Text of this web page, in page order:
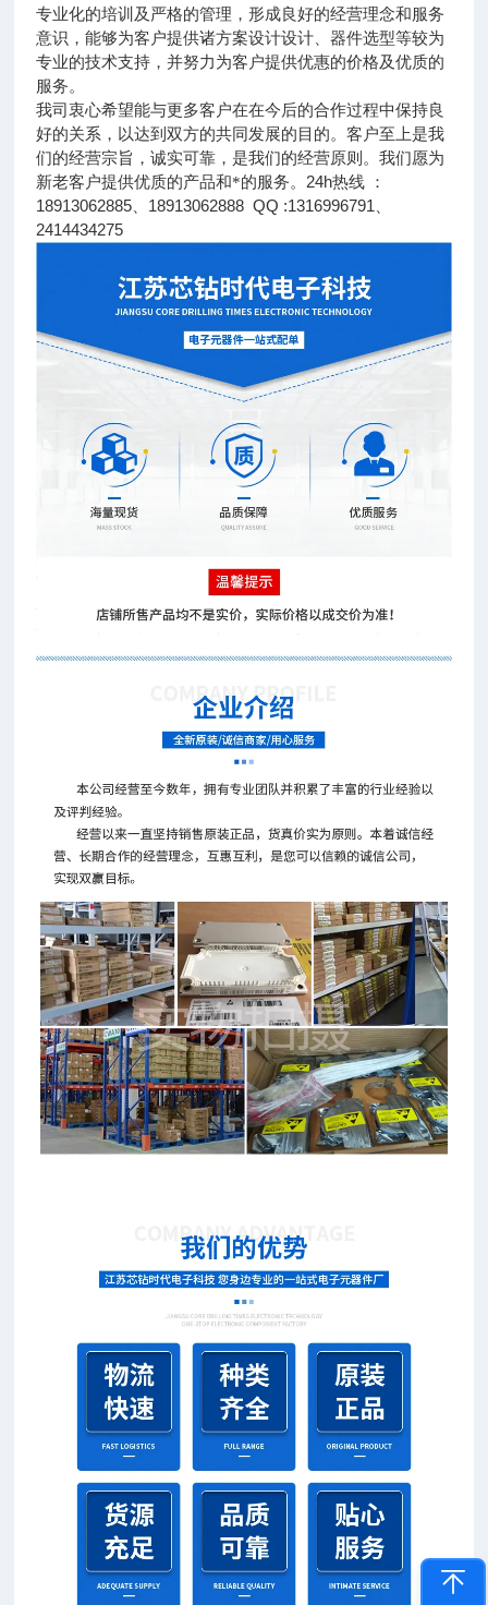
专业化的培训及严格的管理，形成良好的经营理念和服务
意识，能够为客户提供诸方案设计设计、器件选型等较为
专业的技术支持，并努力为客户提供优惠的价格及优质的
服务。
我司衷心希望能与更多客户在在今后的合作过程中保持良
好的关系，以达到双方的共同发展的目的。客户至上是我
们的经营宗旨，诚实可靠，是我们的经营原则。我们愿为
新老客户提供优质的产品和*的服务。 24h热线 ：
18913062885 18913062888 QQ :1316996791
2414434275